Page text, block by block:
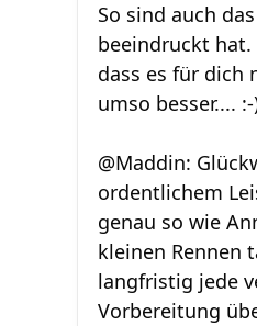
So sind auch
beeindruckt hat.
dass es für dich
umso besser.... :-
@Maddin:
ordentlichem
genau so wie
kleinen Rennen
langfristig jede
Vorbereitung